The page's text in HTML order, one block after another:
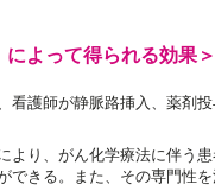
によって得られる効果＞
看護師が静脈路挿入、薬剤
より、がん化学療法に伴う
できる。また、その専門性